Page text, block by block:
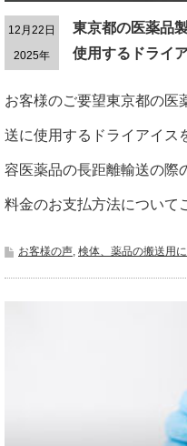
12月22日
2025年
東京都の医薬品
使用するドライ
お客様のご要望東京都の医
送に使用するドライアイス
容医薬品の長距離輸送の際
料金のお支払方法について
お客様の声, 検体、薬品の搬送用に